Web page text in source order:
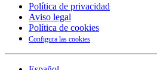
Política de privacidad
Aviso legal
Política de cookies
Configura las cookies